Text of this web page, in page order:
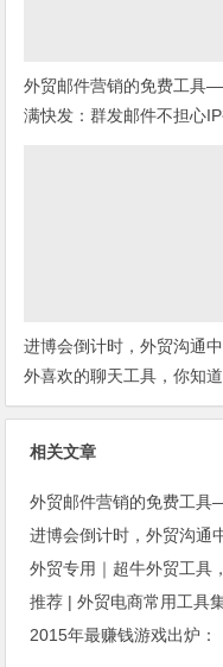
外贸邮件营销的免费工具
满快发：群发邮件不担心
进博会倒计时，外贸沟通
外喜欢的聊天工具，你知
种？
相关文章
外贸专用｜超牛外贸工具
推荐 | 外贸电商常用工具